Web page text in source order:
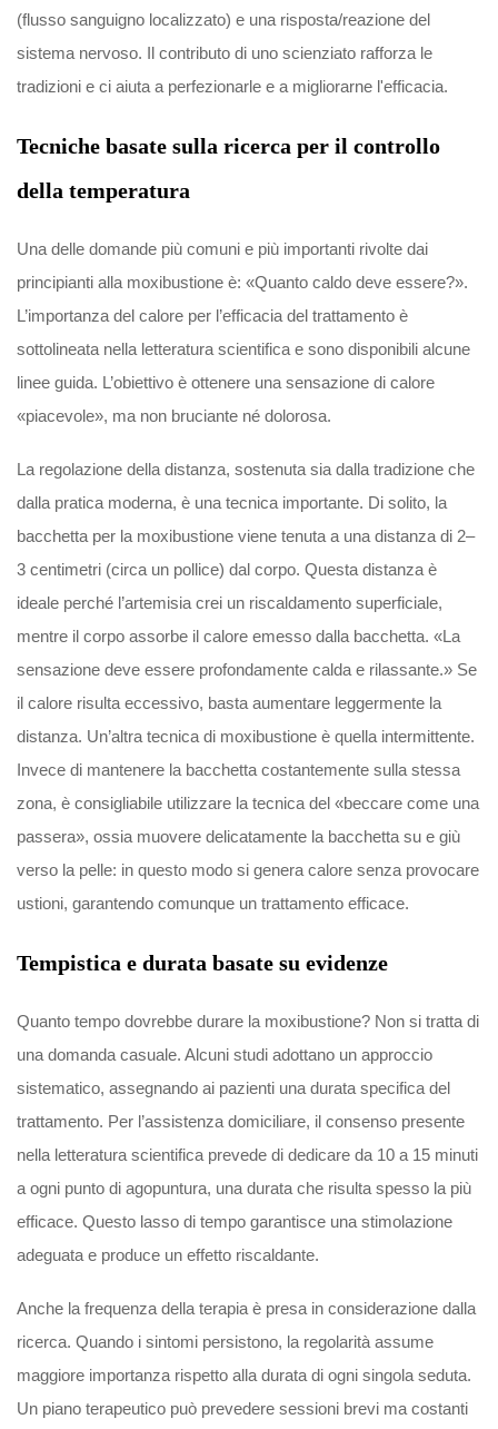
(flusso sanguigno localizzato) e una risposta/reazione del
sistema nervoso. Il contributo di uno scienziato rafforza le
tradizioni e ci aiuta a perfezionarle e a migliorarne l'efficacia.
Tecniche basate sulla ricerca per il controllo
della temperatura
Una delle domande più comuni e più importanti rivolte dai
principianti alla moxibustione è: «Quanto caldo deve essere?».
L’importanza del calore per l’efficacia del trattamento è
sottolineata nella letteratura scientifica e sono disponibili alcune
linee guida. L’obiettivo è ottenere una sensazione di calore
«piacevole», ma non bruciante né dolorosa.
La regolazione della distanza, sostenuta sia dalla tradizione che
dalla pratica moderna, è una tecnica importante. Di solito, la
bacchetta per la moxibustione viene tenuta a una distanza di 2–
3 centimetri (circa un pollice) dal corpo. Questa distanza è
ideale perché l’artemisia crei un riscaldamento superficiale,
mentre il corpo assorbe il calore emesso dalla bacchetta. «La
sensazione deve essere profondamente calda e rilassante.» Se
il calore risulta eccessivo, basta aumentare leggermente la
distanza. Un’altra tecnica di moxibustione è quella intermittente.
Invece di mantenere la bacchetta costantemente sulla stessa
zona, è consigliabile utilizzare la tecnica del «beccare come una
passera», ossia muovere delicatamente la bacchetta su e giù
verso la pelle: in questo modo si genera calore senza provocare
ustioni, garantendo comunque un trattamento efficace.
Tempistica e durata basate su evidenze
Quanto tempo dovrebbe durare la moxibustione? Non si tratta di
una domanda casuale. Alcuni studi adottano un approccio
sistematico, assegnando ai pazienti una durata specifica del
trattamento. Per l’assistenza domiciliare, il consenso presente
nella letteratura scientifica prevede di dedicare da 10 a 15 minuti
a ogni punto di agopuntura, una durata che risulta spesso la più
efficace. Questo lasso di tempo garantisce una stimolazione
adeguata e produce un effetto riscaldante.
Anche la frequenza della terapia è presa in considerazione dalla
ricerca. Quando i sintomi persistono, la regolarità assume
maggiore importanza rispetto alla durata di ogni singola seduta.
Un piano terapeutico può prevedere sessioni brevi ma costanti